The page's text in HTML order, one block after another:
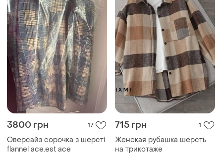
3800 грн 17
Оверсайз сорочка з шерсті
flannel ace.est ace
715 грн 1
Женская рубашка шерсть
на трикотаже